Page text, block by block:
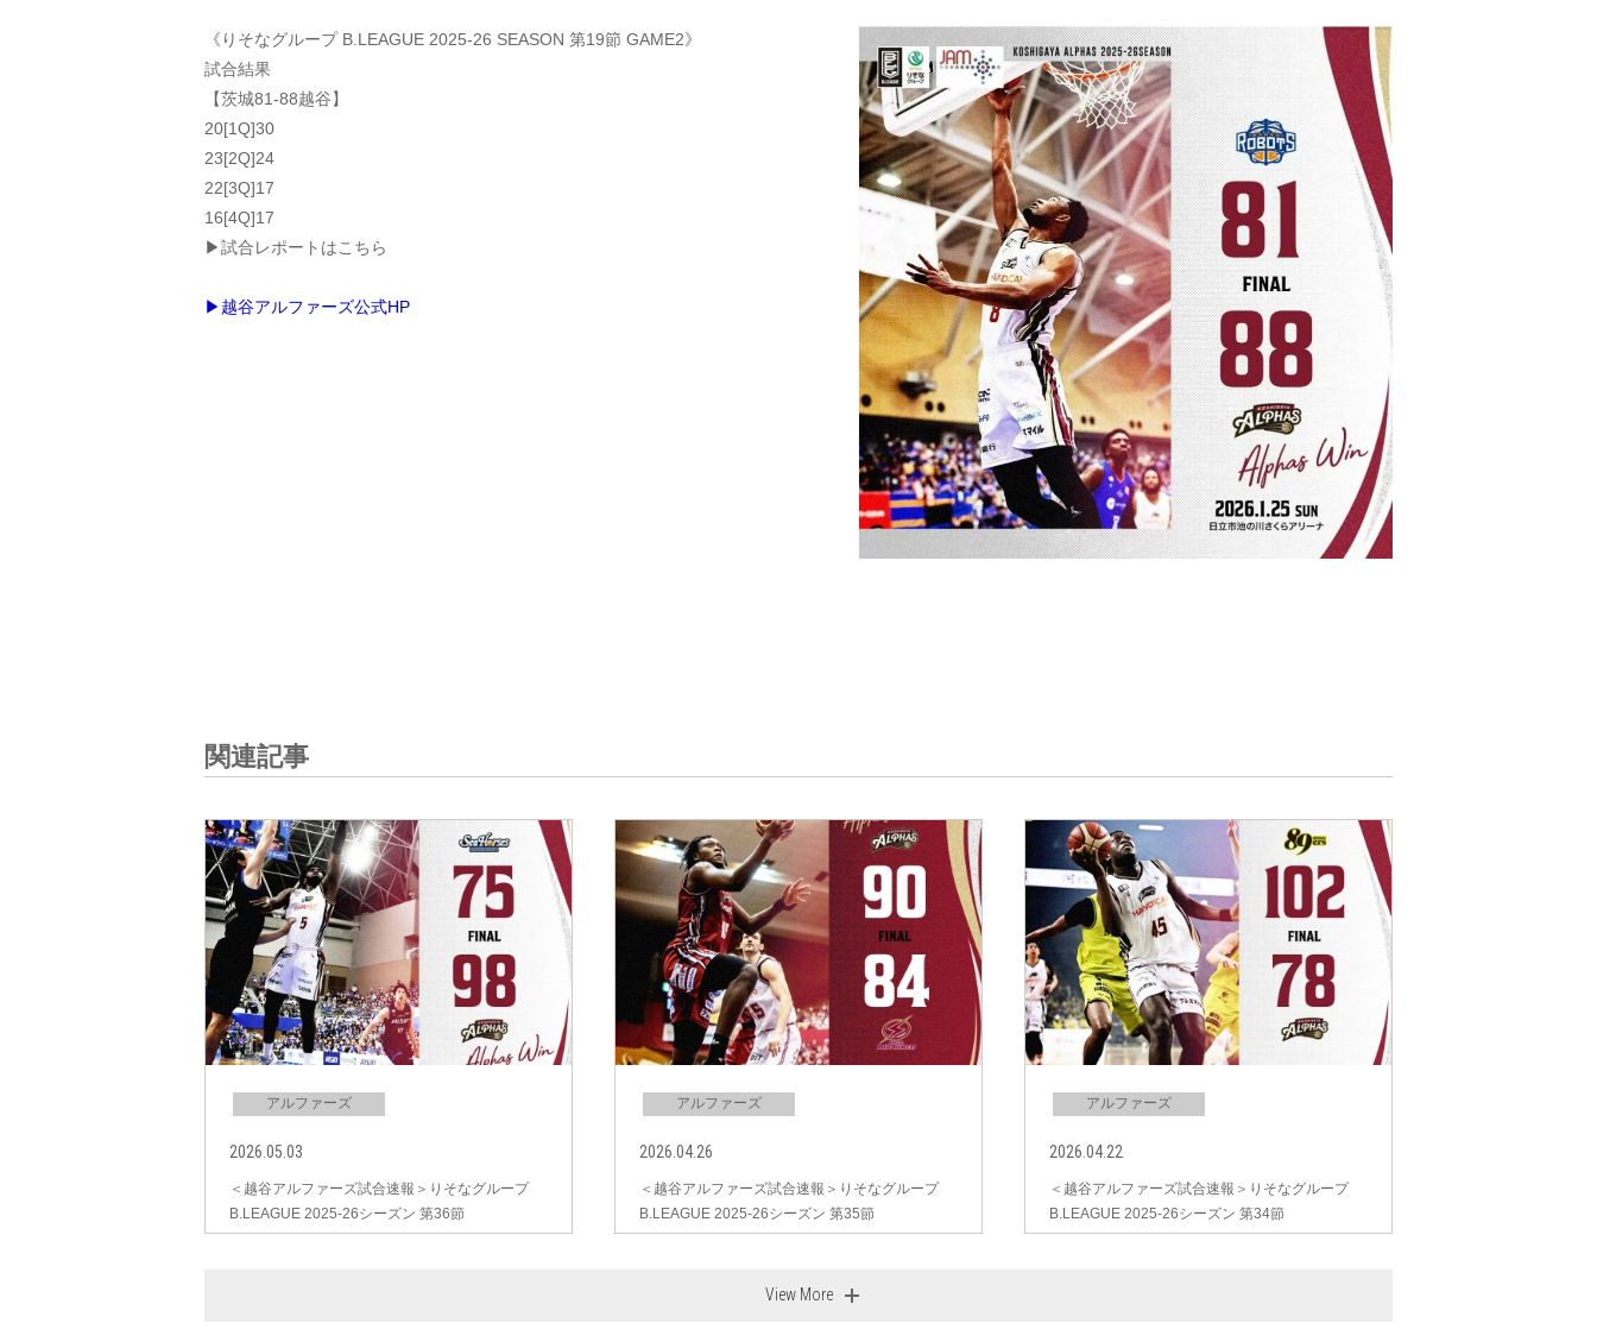
《りそなグループ B.LEAGUE 2025-26 SEASON 第19節 GAME2》
試合結果
【茨城81-88越谷】
20[1Q]30
23[2Q]24
22[3Q]17
16[4Q]17
▶試合レポートはこちら
▶越谷アルファーズ公式HP
関連記事
アルファーズ
2026.05.03
＜越谷アルファーズ試合速報＞りそなグループ
B.LEAGUE 2025-26シーズン 第36節
アルファーズ
2026.04.26
＜越谷アルファーズ試合速報＞りそなグループ
B.LEAGUE 2025-26シーズン 第35節
アルファーズ
2026.04.22
＜越谷アルファーズ試合速報＞りそなグループ
B.LEAGUE 2025-26シーズン 第34節
View More